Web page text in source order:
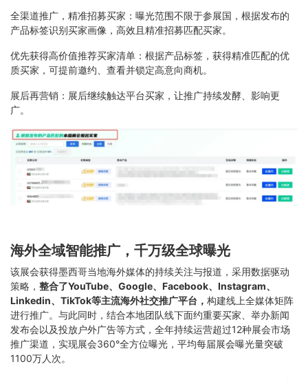
全渠道推广，精准招募买家：曝光范围不限于参展国，根据发布的
产品标签识别买家画像，高效且精准招募匹配买家。
优先获得高价值推荐买家清单：根据产品标签，获得精准匹配的优
质买家，可提前邀约、查看并锁定高意向商机。
展后再营销：展后继续触达平台买家，让推广持续发酵、影响更
广。
海外全域智能推广，千万级全球曝光
该展会获得墨西哥当地海外媒体的持续关注与报道，采用数据驱动
策略， 整合了YouTube、Google、Facebook、Instagram、
Linkedin、TikTok等主流海外社交推广平台， 构建线上全媒体矩阵
进行推广。与此同时，结合本地团队线下面约重要买家、举办新闻
发布会以及投放户外广告等方式，全年持续运营超过12种展会市场
推广渠道，实现展会360°全方位曝光，平均每届展会曝光量突破
1100万人次。